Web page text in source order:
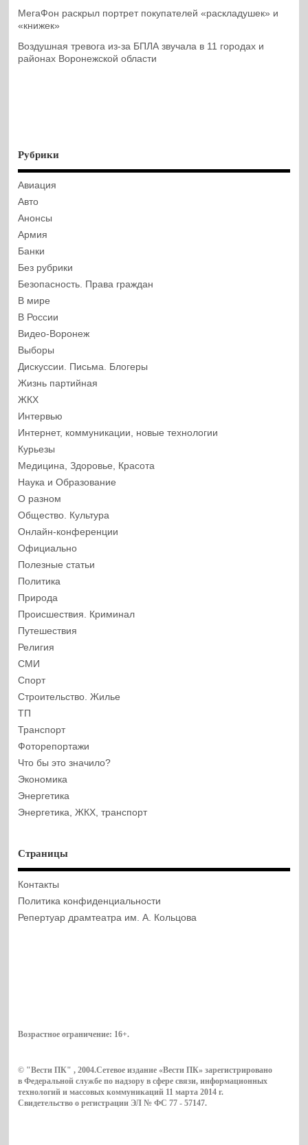
МегаФон раскрыл портрет покупателей «раскладушек» и
«книжек»
Воздушная тревога из-за БПЛА звучала в 11 городах и
районах Воронежской области
Рубрики
Авиация
Авто
Анонсы
Армия
Банки
Без рубрики
Безопасность. Права граждан
В мире
В России
Видео-Воронеж
Выборы
Дискуссии. Письма. Блогеры
Жизнь партийная
ЖКХ
Интервью
Интернет, коммуникации, новые технологии
Курьезы
Медицина, Здоровье, Красота
Наука и Образование
О разном
Общество. Культура
Онлайн-конференции
Официально
Полезные статьи
Политика
Природа
Происшествия. Криминал
Путешествия
Религия
СМИ
Спорт
Строительство. Жилье
ТП
Транспорт
Фоторепортажи
Что бы это значило?
Экономика
Энергетика
Энергетика, ЖКХ, транспорт
Страницы
Контакты
Политика конфиденциальности
Репертуар драмтеатра им. А. Кольцова
Возрастное ограничение: 16+.
© "Вести ПК" , 2004.Сетевое издание «Вести ПК» зарегистрировано
в Федеральной службе по надзору в сфере связи, информационных
технологий и массовых коммуникаций 11 марта 2014 г.
Свидетельство о регистрации ЭЛ № ФС 77 - 57147.